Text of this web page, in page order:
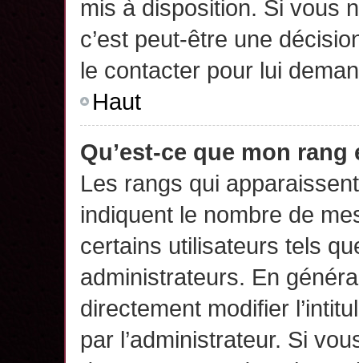
mis à disposition. Si vous
c’est peut-être une
le contacter pour lui
Haut
Qu’est-ce que mon
Les rangs qui
indiquent le nombre de
certains utilisateurs tels
administrateurs. En
directement modifier
par l’administrateur. Si